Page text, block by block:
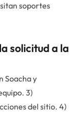
soportes
solicitud a la
Soacha y
3)
del sitio. 4)